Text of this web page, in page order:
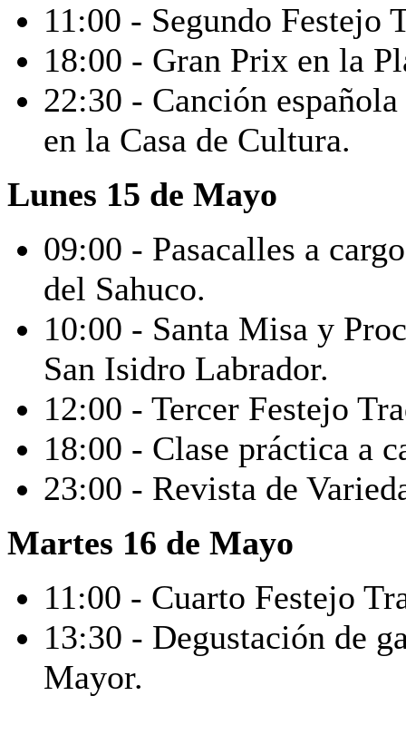
11:00 - Segundo
18:00 - Gran Prix en la
22:30 - Canción
en la Casa de Cultura.
Lunes 15 de Mayo
09:00 - Pasacalles a
del Sahuco.
10:00 - Santa Misa y
San Isidro Labrador.
12:00 - Tercer Festejo
18:00 - Clase práctica a
23:00 - Revista de
Martes 16 de Mayo
11:00 - Cuarto Festejo
13:30 - Degustación de
Mayor.